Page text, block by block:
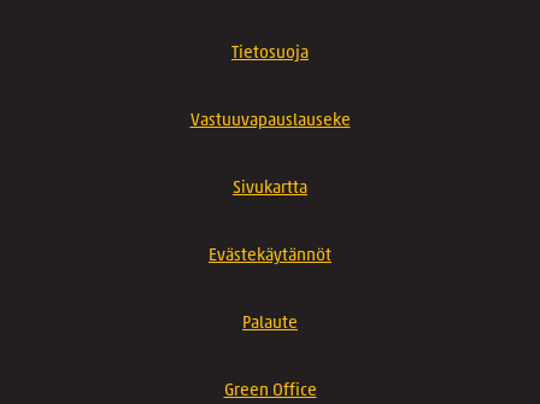
Tietosuoja
Vastuuvapauslauseke
Sivukartta
Evästekäytännöt
Palaute
Green Office